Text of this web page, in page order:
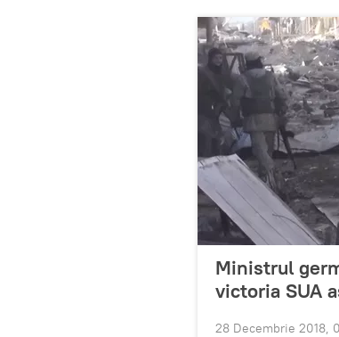
Ministrul
victoria SUA
28 Decembrie 2018,